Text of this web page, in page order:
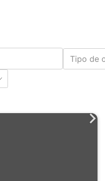
Tipo de